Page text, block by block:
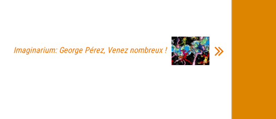
Imaginarium: George Pérez, Venez nombreux !